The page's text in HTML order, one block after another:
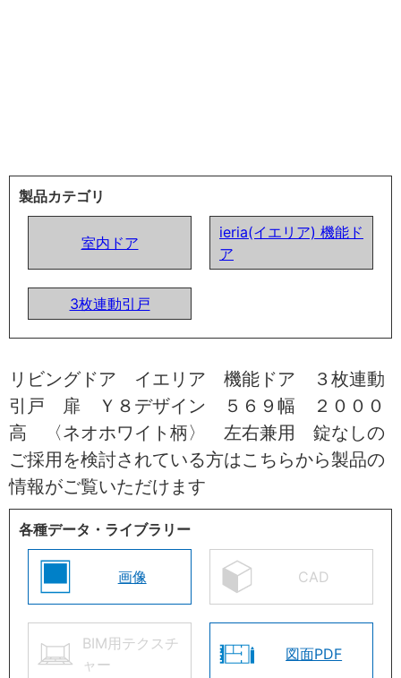
製品カテゴリ
室内ドア
ieria(イエリア) 機能ド
ア
3枚連動引戸
リビングドア イエリア 機能ドア ３枚連動
引戸 扉 Ｙ８デザイン ５６９幅 ２０００
高 〈ネオホワイト柄〉 左右兼用 錠なしの
ご採用を検討されている方はこちらから製品の
情報がご覧いただけます
各種データ・ライブラリー
画像 CAD
BIM用テクスチ
ャー
図面PDF